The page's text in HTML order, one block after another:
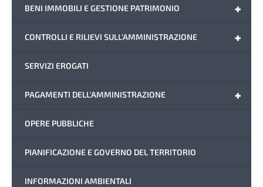
+
BENI IMMOBILI E GESTIONE PATRIMONIO
+
CONTROLLI E RILIEVI SULL'AMMINISTRAZIONE
SERVIZI EROGATI
+
PAGAMENTI DELL'AMMINISTRAZIONE
OPERE PUBBLICHE
PIANIFICAZIONE E GOVERNO DEL TERRITORIO
INFORMAZIONI AMBIENTALI